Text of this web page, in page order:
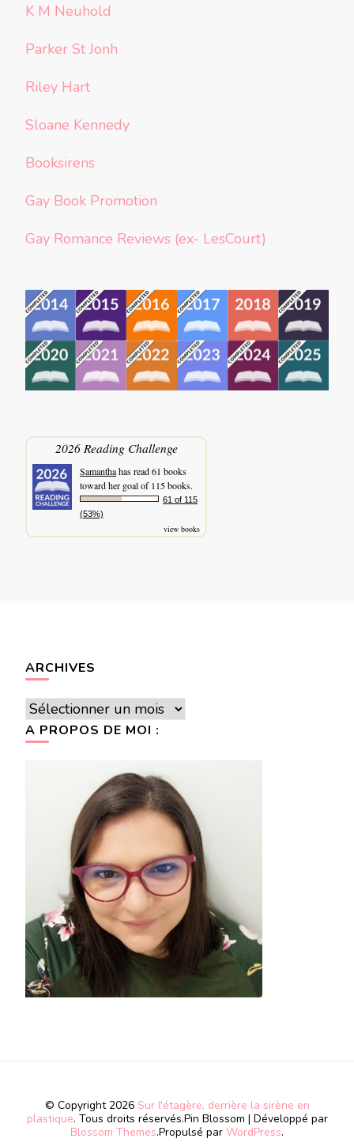
K M Neuhold
Parker St Jonh
Riley Hart
Sloane Kennedy
Booksirens
Gay Book Promotion
Gay Romance Reviews (ex- LesCourt)
2026 Reading Challenge
Samanthahas read 61 books
toward her goal of 115 books.
61 of 115
(53%)
view books
ARCHIVES
Archives
A PROPOS DE MOI :
© Copyright 2026 Sur l'étagère, derrière la sirène en
plastique. Tous droits réservés.Pin Blossom | Développé par
Blossom Themes.Propulsé par WordPress.